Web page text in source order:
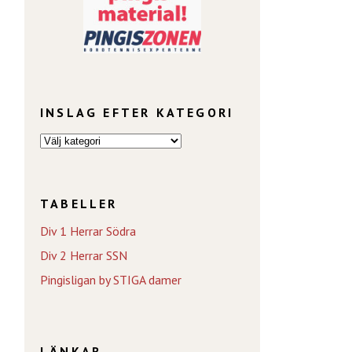
INSLAG EFTER KATEGORI
TABELLER
Div 1 Herrar Södra
Div 2 Herrar SSN
Pingisligan by STIGA damer